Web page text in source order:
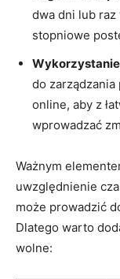
dwa dni lub
stopniowe
do
online, aby z
wprowadzać
Ważnym
uwzględnienie
może prowadzić
Dlatego warto
wolne: